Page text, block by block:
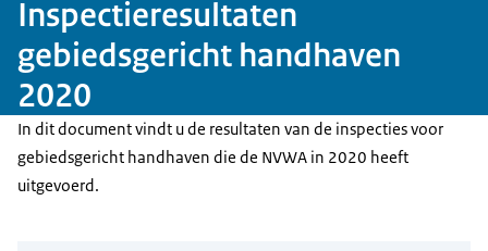
Inspectieresultaten
gebiedsgericht handhaven
2020
In dit document vindt u de resultaten van de inspecties voor
gebiedsgericht handhaven die de NVWA in 2020 heeft
uitgevoerd.